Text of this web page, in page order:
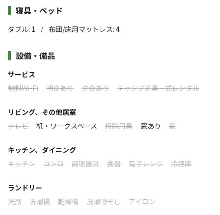
●自然の中で心癒される滞在
ログハウスの周囲は緑豊かな森。朝は森林浴、夜は星空観察と、
自然と一体になれる特別な時間を楽しめます。
キャンプ場内には共用の調理棟があり、チェックインからチェッ
れる心配もナシ！
●シャワールーム2024年フルリニューアル
後も、さっぱりリフレッシュできます。
施設詳細
寝具・ベッド
ダブル: 1 / 布団/床用マットレス: 4
設備・備品
サービス
無料Wi-Fi
朝食あり 夕食あり キャンプ道具一式レンタル
リビング、その他居室
テレビ
机・ワークスペース 掃除用具 窓あり 畳
キッチン、ダイニング
キッチン
コンロ 調理器具 食器 電子レンジ 冷蔵庫
ランドリー
洗剤
洗濯機 乾燥機 洗濯物干し アイロン
近くには希少な天然炭酸泉や数多くの滝。冷暖
房完備の室内で、キャンプ初心者やご家族も安心
して「のほほん」と深呼吸できる時間を。レン
旧：飛騨小坂ふれあいの森がリニューアル！
「森のきりかぶから、のほほん。――家族でつくる、新しい年
輪」
下呂温泉や飛騨高山から車で約40分。
山々に囲まれた「のほほんパークひだおさか」は、家族が
心の底から深呼吸できる「森の止まり木」のような場所で
す。
■ 木のぬくもり溢れる滞在
山の斜面に建つログハウスとバンガローは全11棟。木の